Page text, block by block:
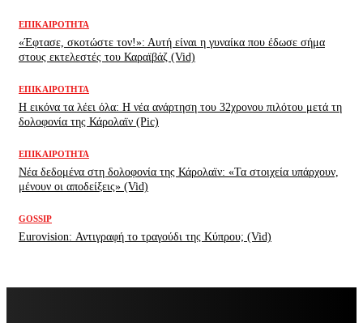
ΕΠΙΚΑΙΡΌΤΗΤΑ
«Έφτασε, σκοτώστε τον!»: Αυτή είναι η γυναίκα που έδωσε σήμα
στους εκτελεστές του Καραϊβάζ (Vid)
ΕΠΙΚΑΙΡΌΤΗΤΑ
H εικόνα τα λέει όλα: H νέα ανάρτηση του 32χρονου πιλότου μετά τη
δολοφονία της Κάρολαϊν (Pic)
ΕΠΙΚΑΙΡΌΤΗΤΑ
Νέα δεδομένα στη δολοφονία της Κάρολαϊν: «Τα στοιχεία υπάρχουν,
μένουν οι αποδείξεις» (Vid)
GOSSIP
Eurovision: Αντιγραφή το τραγούδι της Κύπρου; (Vid)